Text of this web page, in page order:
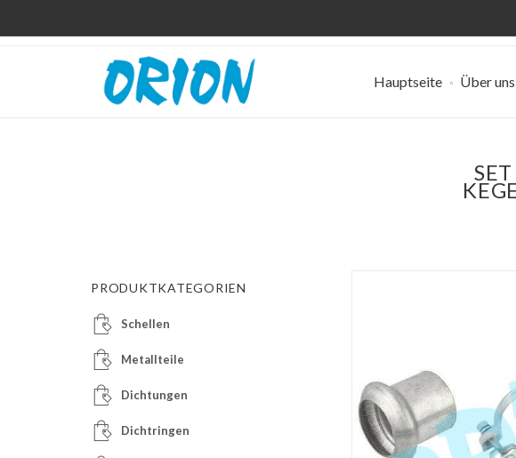
Über uns
Hauptseite
PRODUKTKATEGORIEN
Schellen
Metallteile
Dichtungen
Dichtringen